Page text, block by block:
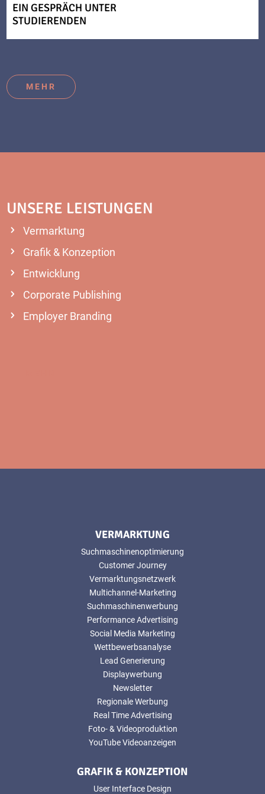
EIN GESPRÄCH UNTER
STUDIERENDEN
MEHR
UNSERE LEISTUNGEN
Vermarktung
Grafik & Konzeption
Entwicklung
Corporate Publishing
Employer Branding
VERMARKTUNG
Suchmaschinenoptimierung
Customer Journey
Vermarktungsnetzwerk
Multichannel-Marketing
Suchmaschinenwerbung
Performance Advertising
Social Media Marketing
Wettbewerbsanalyse
Lead Generierung
Displaywerbung
Newsletter
Regionale Werbung
Real Time Advertising
Foto- & Videoproduktion
YouTube Videoanzeigen
GRAFIK & KONZEPTION
User Interface Design